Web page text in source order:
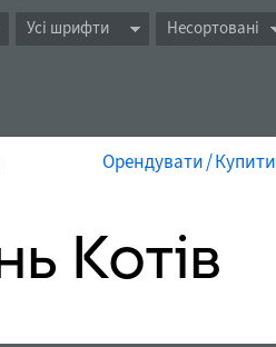
Усі шрифти Несортовані
Орендувати / Купити